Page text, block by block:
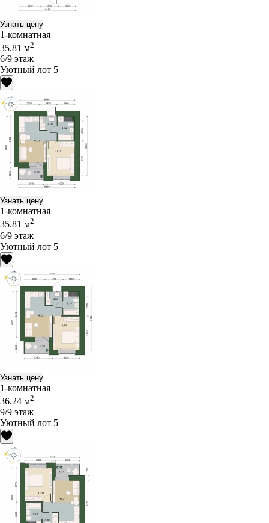
Узнать цену
1-комнатная
35.81 м2
6/9 этаж
Уютный лот 5
Узнать цену
1-комнатная
35.81 м2
6/9 этаж
Уютный лот 5
Узнать цену
1-комнатная
36.24 м2
9/9 этаж
Уютный лот 5